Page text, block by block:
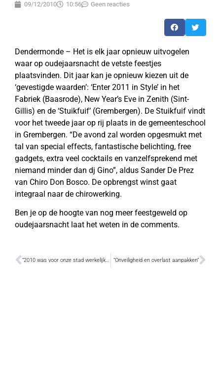
09/12/2010 10:56 Geen reacties
Dendermonde – Het is elk jaar opnieuw uitvogelen
waar op oudejaarsnacht de vetste feestjes
plaatsvinden. Dit jaar kan je opnieuw kiezen uit de
‘gevestigde waarden’: ‘Enter 2011 in Style’ in het
Fabriek (Baasrode), New Year’s Eve in Zenith (Sint-
Gillis) en de ‘Stuikfuif’ (Grembergen). De Stuikfuif vindt
voor het tweede jaar op rij plaats in de gemeenteschool
in Grembergen. “De avond zal worden opgesmukt met
tal van special effects, fantastische belichting, free
gadgets, extra veel cocktails en vanzelfsprekend met
niemand minder dan dj Gino”, aldus Sander De Prez
van Chiro Don Bosco. De opbrengst winst gaat
integraal naar de chirowerking.
Ben je op de hoogte van nog meer feestgeweld op
oudejaarsnacht laat het weten in de comments.
“2010 was voor onze stad werkelijk een topjaar” “Onveiligheid en overlast aanpakken”